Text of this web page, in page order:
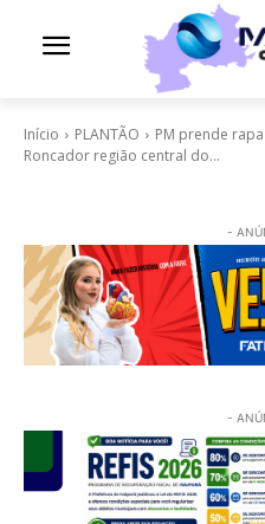
Início PLANTÃO
PM prende
Roncador região central do...
-
-